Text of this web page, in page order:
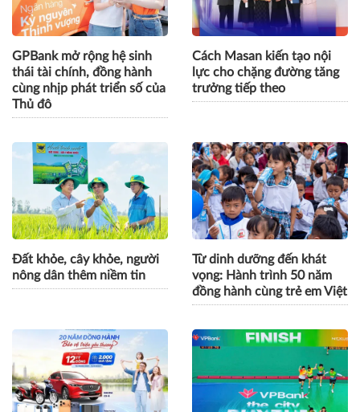
GPBank mở rộng hệ sinh
thái tài chính, đồng hành
cùng nhịp phát triển số của
Thủ đô
Cách Masan kiến tạo nội
lực cho chặng đường tăng
trưởng tiếp theo
Đất khỏe, cây khỏe, người
nông dân thêm niềm tin
Từ dinh dưỡng đến khát
vọng: Hành trình 50 năm
đồng hành cùng trẻ em Việt